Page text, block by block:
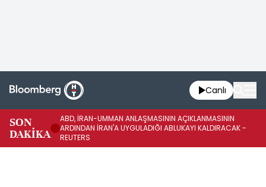
Canlı
SON
DAKİKA
ABD, İRAN-UMMAN ANLAŞMASININ AÇIKLANMASININ
ARDINDAN İRAN'A UYGULADIĞI ABLUKAYI KALDIRACAK -
REUTERS